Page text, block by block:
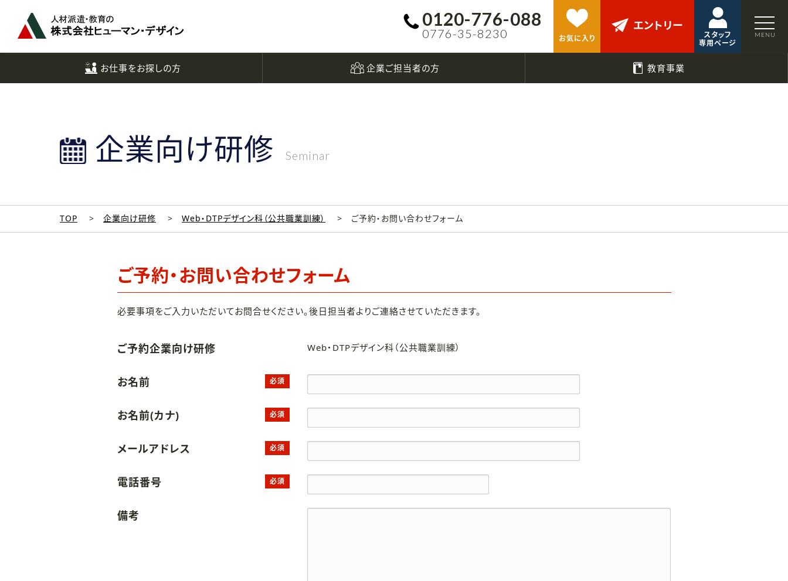
0120-776-088
0776-35-8230 お気に入り
エントリー
スタッフ
専用ページ
お仕事をお探しの方 企業ご担当者の方 教育事業
企業向け研修 Seminar
TOP 企業向け研修 Web・DTPデザイン科（公共職業訓練） ご予約・お問い合わせフォーム
ご予約・お問い合わせフォーム
必要事項をご入力いただいてお問合せください。後日担当者よりご連絡させていただきます。
ご予約企業向け研修 Web・DTPデザイン科（公共職業訓練）
お名前 必須
お名前(カナ) 必須
メールアドレス 必須
電話番号 必須
備考
へ